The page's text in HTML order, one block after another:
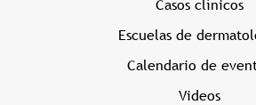
Casos clínicos
Escuelas de
Calendario de
Videos